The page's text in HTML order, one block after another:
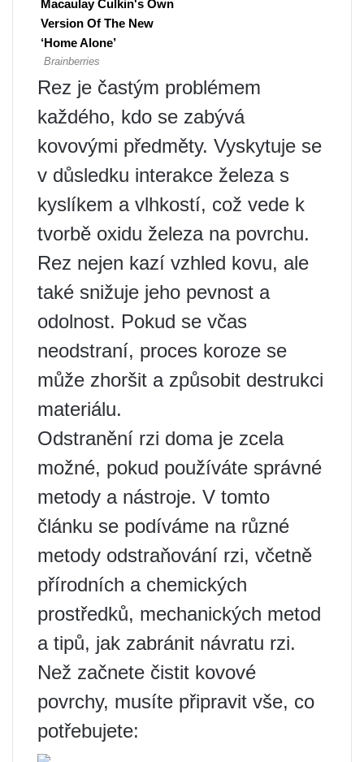
Rez je častým problémem
každého, kdo se zabývá
kovovými předměty. Vyskytuje se
v důsledku interakce železa s
kyslíkem a vlhkostí, což vede k
tvorbě oxidu železa na povrchu.
Rez nejen kazí vzhled kovu, ale
také snižuje jeho pevnost a
odolnost. Pokud se včas
neodstraní, proces koroze se
může zhoršit a způsobit destrukci
materiálu.
Odstranění rzi doma je zcela
možné, pokud používáte správné
metody a nástroje. V tomto
článku se podíváme na různé
metody odstraňování rzi, včetně
přírodních a chemických
prostředků, mechanických metod
a tipů, jak zabránit návratu rzi.
Než začnete čistit kovové
povrchy, musíte připravit vše, co
potřebujete: